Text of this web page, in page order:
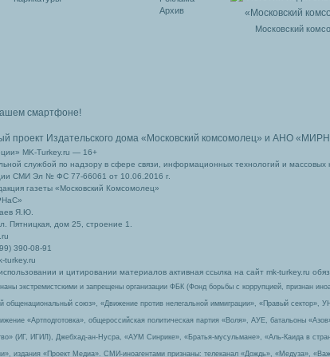
Архив
Московский
смартфоне!
проект Издательского дома «Московский комсомолец» и АНО
MK-Turkey.ru — 16+
службой по надзору в сфере связи, информационных технологий и массовых
СМИ Эл № ФС 77-66061 от 10.06.2016 г.
газеты «Московский Комсомолец»
Я.Ю.
Пятницкая, дом 25, строение 1.
390-08-91
turkey.ru
и цитировании материалов активная ссылка на сайт mk-turkey.ru
экстремистскими и запрещены организации ФБК (Фонд борьбы с коррупцией, признан
общенациональный союз», «Движение против нелегальной иммиграции», «Правый
«Артподготовка», общероссийская политическая партия «Воля», АУЕ, батальоны
(ИГ, ИГИЛ), Джебхад-ан-Нусра, «АУМ Синрике», «Братья-мусульмане», «Аль-Каида в
издания «Проект Медиа». СМИ-иноагентами признаны: телеканал «Дождь», «Медуза»,